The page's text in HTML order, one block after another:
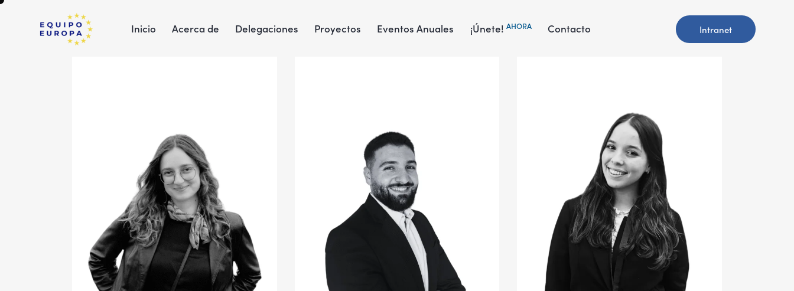
Inicio Acerca de Delegaciones Proyectos Eventos Anuales ¡Únete! AHORA Contacto Intranet